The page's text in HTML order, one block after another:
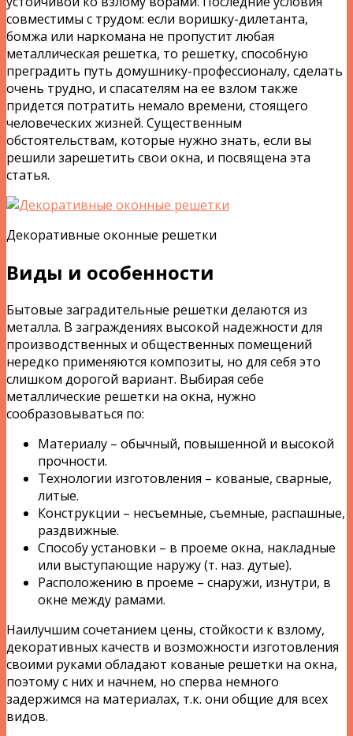
совместимы с трудом: если воришку-дилетанта,
бомжа или наркомана не пропустит любая
металлическая решетка, то решетку, способную
преградить путь домушнику-профессионалу, сделать
очень трудно, и спасателям на ее взлом также
придется потратить немало времени, стоящего
человеческих жизней. Существенным
обстоятельствам, которые нужно знать, если вы
решили зарешетить свои окна, и посвящена эта
статья.
Декоративные оконные решетки
Виды и особенности
Бытовые заградительные решетки делаются из
металла. В заграждениях высокой надежности для
производственных и общественных помещений
нередко применяются композиты, но для себя это
слишком дорогой вариант. Выбирая себе
металлические решетки на окна, нужно
сообразовываться по:
Материалу – обычный, повышенной и высокой
прочности.
Технологии изготовления – кованые, сварные,
литые.
Конструкции – несъемные, съемные, распашные,
раздвижные.
Способу установки – в проеме окна, накладные
или выступающие наружу (т. наз. дутые).
Расположению в проеме – снаружи, изнутри, в
окне между рамами.
Наилучшим сочетанием цены, стойкости к взлому,
декоративных качеств и возможности изготовления
своими руками обладают кованые решетки на окна,
поэтому с них и начнем, но сперва немного
задержимся на материалах, т.к. они общие для всех
видов.